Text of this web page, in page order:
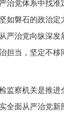
治党体系中找准
如磐石的政治定
严治党向纵深发
担当，坚定不移
监察机关是推进
全面从严治党新